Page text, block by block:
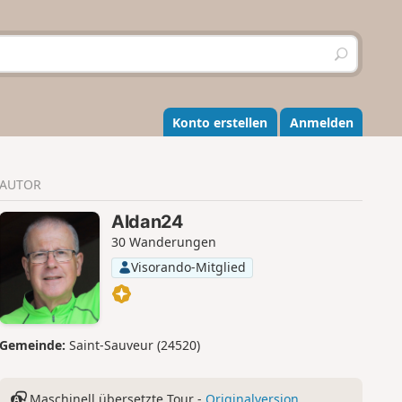
S
u
h
e
n
Konto erstellen Anmelden
AUTOR
Aldan24
30 Wanderungen
Visorando-Mitglied
Gemeinde: Saint-Sauveur (24520)
Maschinell übersetzte Tour - Originalversion